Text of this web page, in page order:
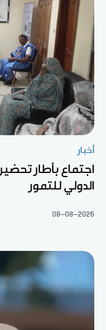
أخبار
اجتماع بأطار
الدولي للتمور
08-08-2026